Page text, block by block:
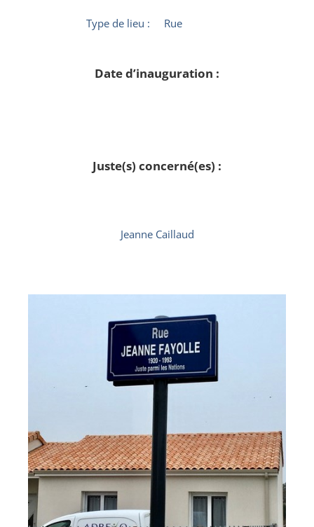
Type de lieu : Rue
Date d’inauguration :
Juste(s) concerné(es) :
Jeanne Caillaud